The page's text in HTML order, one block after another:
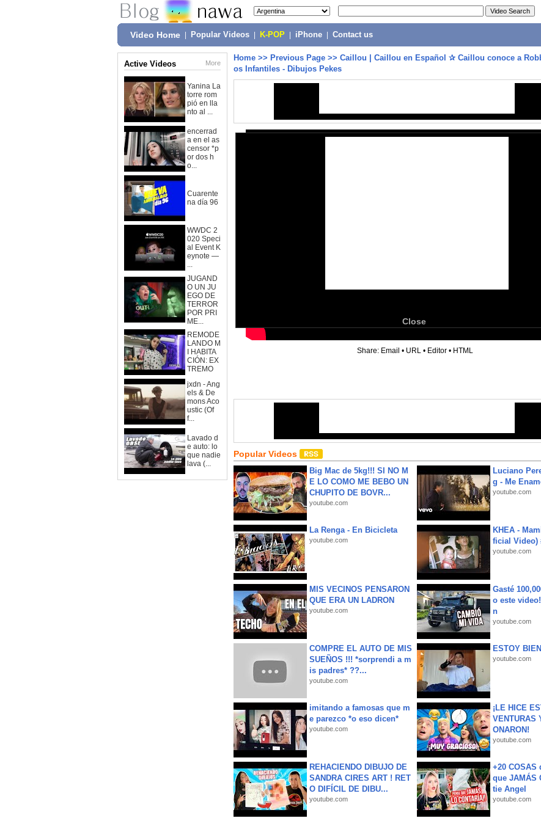
Video Home Popular Videos K-POP iPhone Contact us
Active Videos More
Yanina La
torre rom
pió en lla
nto al ...
encerrad
a en el as
censor *p
or dos h
o...
Cuarente
na día 96
WWDC 2
020 Speci
al Event K
eynote —
...
JUGAND
O UN JU
EGO DE
TERROR
POR PRI
ME...
REMODE
LANDO M
I HABITA
CIÓN: EX
TREMO
jxdn - Ang
els & De
mons Aco
ustic (Of
f...
Lavado d
e auto: lo
que nadie
lava (...
Home >> Previous Page >> Caillou | Caillou en Español ✰ Caillou conoce a
os Infantiles - Dibujos Pekes
Close
Share: Email • URL • Editor • HTML
Popular Videos
Big Mac de 5kg!!! SI NO M
E LO COMO ME BEBO UN
CHUPITO DE BOVR...
youtube.com
Luciano
g - Me
youtube.com
La Renga - En Bicicleta
youtube.com
KHEA -
ficial Video)
youtube.com
MIS VECINOS PENSARON
QUE ERA UN LADRON
youtube.com
Gasté
o este
n
youtube.com
COMPRE EL AUTO DE MIS
SUEÑOS !!! *sorprendi a m
is padres* ??...
youtube.com
ESTOY BIEN
youtube.com
imitando a famosas que m
e parezco *o eso dicen*
youtube.com
¡LE HICE
VENTURAS
ONARON!
youtube.com
REHACIENDO DIBUJO DE
SANDRA CIRES ART ! RET
O DIFÍCIL DE DIBU...
youtube.com
+20 COSAS
que JAMÁS
tie Angel
youtube.com